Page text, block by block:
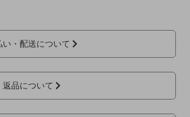
い・配送について
返品について